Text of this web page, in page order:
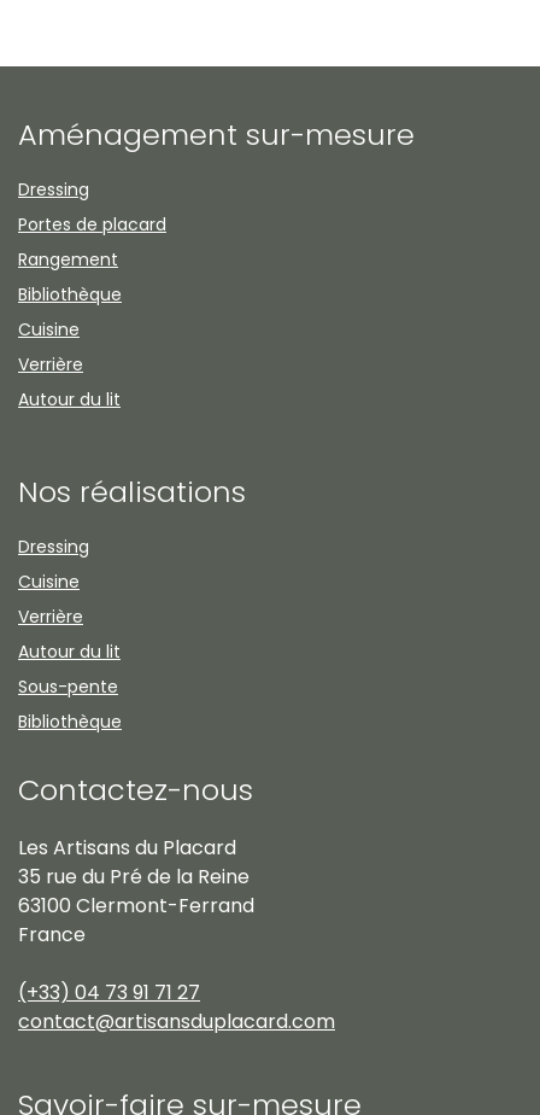
Aménagement sur-mesure
Dressing
Portes de placard
Rangement
Bibliothèque
Cuisine
Verrière
Autour du lit
Nos réalisations
Dressing
Cuisine
Verrière
Autour du lit
Sous-pente
Bibliothèque
Contactez-nous
Les Artisans du Placard
35 rue du Pré de la Reine
63100 Clermont-Ferrand
France
(+33) 04 73 91 71 27
contact@artisansduplacard.com
Savoir-faire sur-mesure